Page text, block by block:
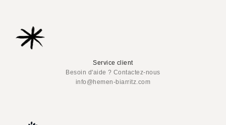
Service client
Besoin d'aide ? Contactez-nous
info@hemen-biarritz.com